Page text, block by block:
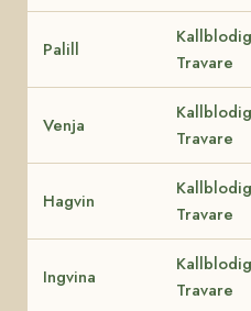
Palill
Kallblodig
Travare
Venja
Kallblodig
Travare
Hagvin
Kallblodig
Travare
Ingvina
Kallblodig
Travare